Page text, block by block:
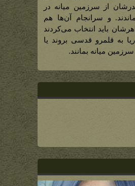
از سرزمین میانه در
و سرانجام آن‌ها هم
باید انتخاب می‌کردند
به قلمرو قدسی بروند یا
سرزمین میانه بمانند.